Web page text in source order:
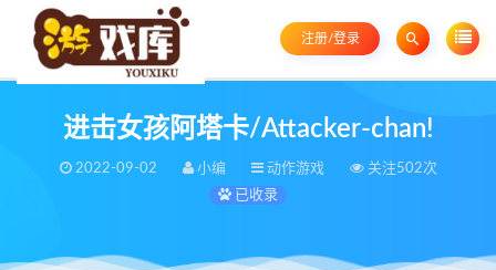
注册/登录
进击女孩阿塔卡/Attacker-chan!
2022-09-02 小编 动作游戏
关注502次
已收录